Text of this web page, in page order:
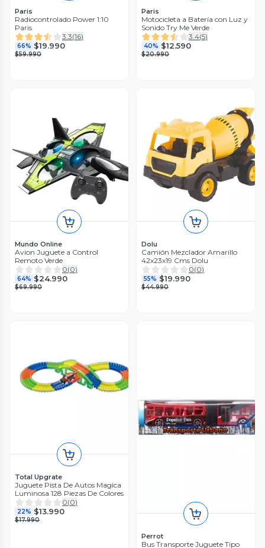
Paris
Radiocontrolado Power 1:10
Paris
3.3(16)
66% $19.990
$59.990
Paris
Motocicleta a Batería con Luz y
Sonido Try Me Verde
3.4(5)
40% $12.590
$20.990
Mundo Online
Avion Juguete a Control
Remoto Verde
0(0)
64% $24.990
$69.990
Dolu
Camión Mezclador Amarillo
42x23x19 Cms Dolu
0(0)
55% $19.990
$44.990
Total Upgrate
Juguete Pista De Autos Magica
Luminosa 128 Piezas De Colores
0(0)
22% $13.990
$17.990
Perrot
Bus Transporte Juguete Tipo